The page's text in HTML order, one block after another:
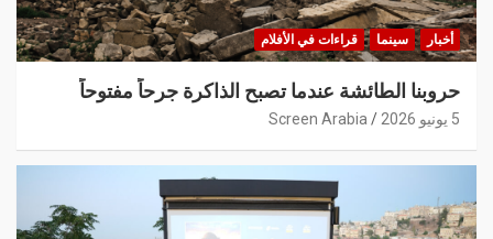
أخبار سينما قراءات في الأفلام
حروبنا الطائشة عندما تصبح الذاكرة جرحاً مفتوحاً
5 يونيو 2026 Screen Arabia